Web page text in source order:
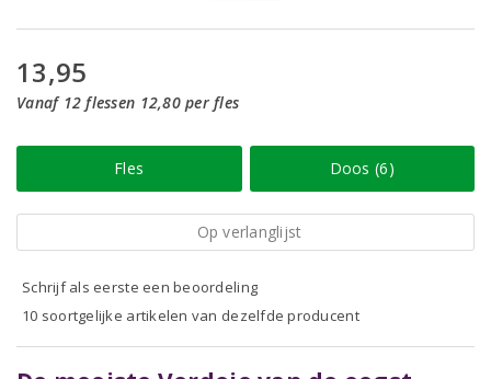
13,95
Vanaf 12 flessen 12,80 per fles
Fles Doos (6)
Op verlanglijst
Schrijf als eerste een beoordeling
10 soortgelijke artikelen van dezelfde producent